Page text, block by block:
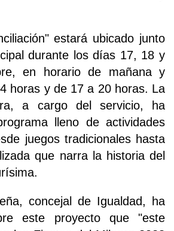
estará ubicado junto
durante los días 17, 18 y
en horario de mañana y
horas y de 17 a 20 horas. La
a cargo del servicio, ha
lleno de actividades
juegos tradicionales hasta
que narra la historia del
concejal de Igualdad, ha
este proyecto que "este